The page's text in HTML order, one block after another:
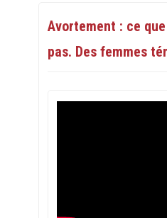
Avortement : ce
pas. Des femmes